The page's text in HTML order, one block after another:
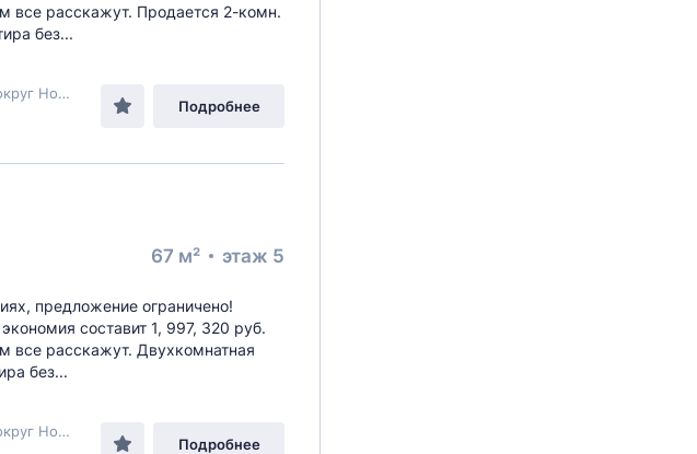
расскажут. Продается 2-комн.
без...
Новомосковский
Подробнее
67 м² этаж 5
предложение ограничено!
составит 1, 997, 320 руб.
расскажут. Двухкомнатная
без...
Новомосковский
Подробнее